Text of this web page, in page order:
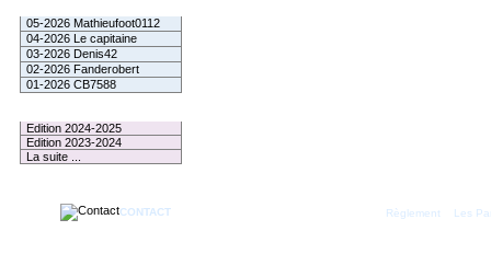
05-2026 Mathieufoot0112
04-2026 Le capitaine
03-2026 Denis42
02-2026 Fanderobert
01-2026 CB7588
Edition 2024-2025
Edition 2023-2024
La suite ...
CONTACT Règlement Les